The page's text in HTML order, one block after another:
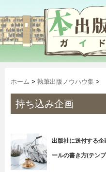
ホーム > 執筆出版ノウハウ集 >
持ち込み企画
出版社に送付する
ールの書き方(テン